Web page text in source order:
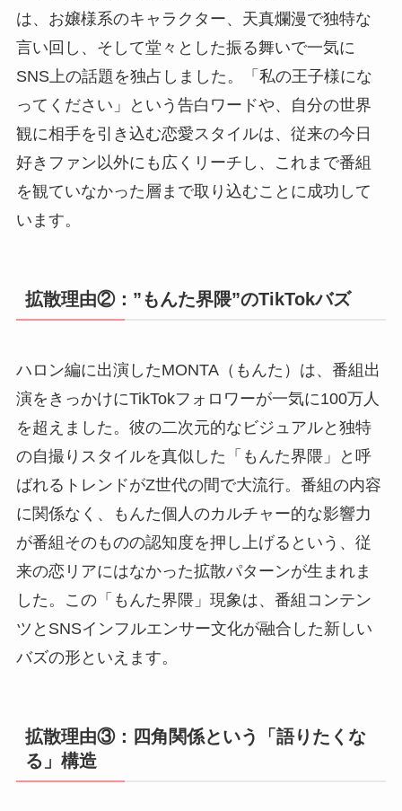
は、お嬢様系のキャラクター、天真爛漫で独特な
言い回し、そして堂々とした振る舞いで一気に
SNS上の話題を独占しました。「私の王子様にな
ってください」という告白ワードや、自分の世界
観に相手を引き込む恋愛スタイルは、従来の今日
好きファン以外にも広くリーチし、これまで番組
を観ていなかった層まで取り込むことに成功して
います。
拡散理由②：”もんた界隈”のTikTokバズ
ハロン編に出演したMONTA（もんた）は、番組出
演をきっかけにTikTokフォロワーが一気に100万人
を超えました。彼の二次元的なビジュアルと独特
の自撮りスタイルを真似した「もんた界隈」と呼
ばれるトレンドがZ世代の間で大流行。番組の内容
に関係なく、もんた個人のカルチャー的な影響力
が番組そのものの認知度を押し上げるという、従
来の恋リアにはなかった拡散パターンが生まれま
した。この「もんた界隈」現象は、番組コンテン
ツとSNSインフルエンサー文化が融合した新しい
バズの形といえます。
拡散理由③：四角関係という「語りたくな
る」構造